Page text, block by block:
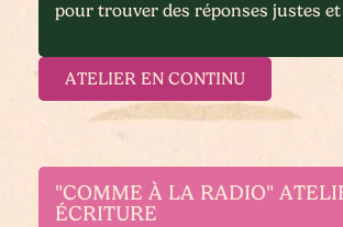
pour trouver des réponses justes
ATELIER EN CONTINU
"COMME À LA RADIO"
ÉCRITURE